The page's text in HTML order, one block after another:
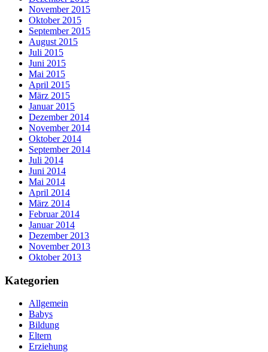
November 2015
Oktober 2015
September 2015
August 2015
Juli 2015
Juni 2015
Mai 2015
April 2015
März 2015
Januar 2015
Dezember 2014
November 2014
Oktober 2014
September 2014
Juli 2014
Juni 2014
Mai 2014
April 2014
März 2014
Februar 2014
Januar 2014
Dezember 2013
November 2013
Oktober 2013
Kategorien
Allgemein
Babys
Bildung
Eltern
Erziehung